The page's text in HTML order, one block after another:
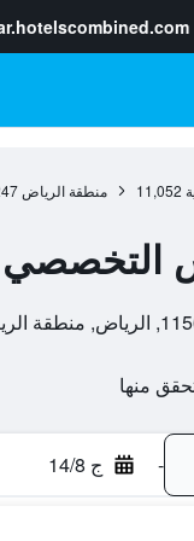
11,052 منطقة الرياض
3 الاقتصادية
- ج 14/8